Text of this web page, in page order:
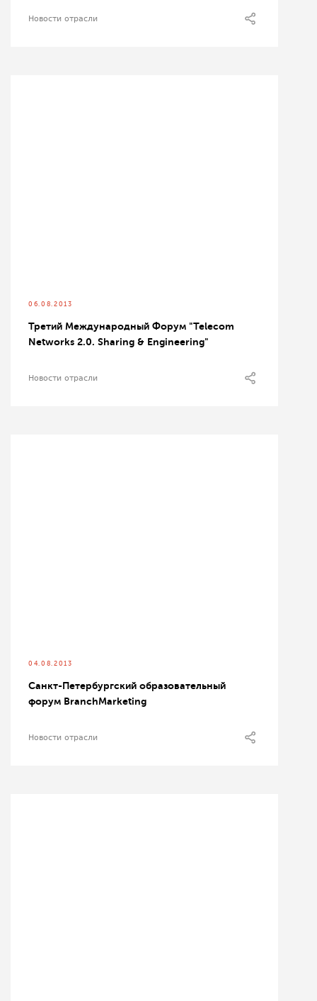
Новости отрасли
06.08.2013
Третий Международный Форум "Telecom
Networks 2.0. Sharing & Engineering"
Новости отрасли
04.08.2013
Санкт-Петербургский образовательный
форум BranchMarketing
Новости отрасли